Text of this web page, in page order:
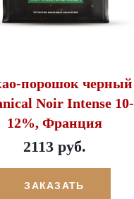
порошок черный
Noir Intense 10-
12%, Франция
2113 руб.
ЗАКАЗАТЬ